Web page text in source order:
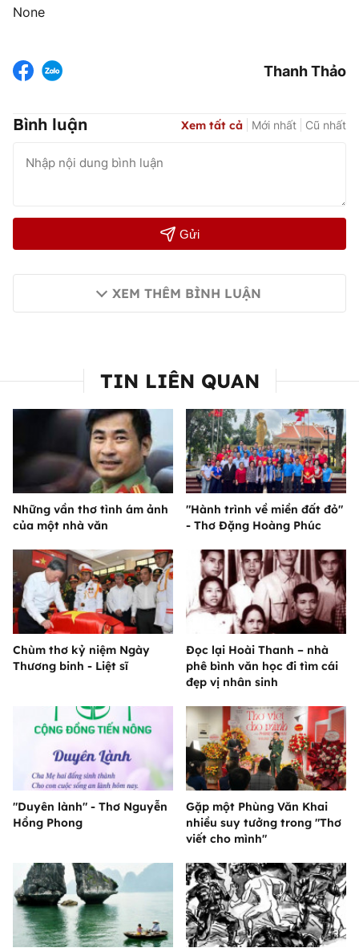
None
Thanh Thảo
Bình luận Xem tất cả Mới nhất Cũ nhất
Gửi
XEM THÊM BÌNH LUẬN
TIN LIÊN QUAN
Những vần thơ tình ám ảnh
của một nhà văn
"Hành trình về miền đất đỏ"
- Thơ Đặng Hoàng Phúc
Chùm thơ kỷ niệm Ngày
Thương binh - Liệt sĩ
Đọc lại Hoài Thanh – nhà
phê bình văn học đi tìm cái
đẹp vị nhân sinh
"Duyên lành" - Thơ Nguyễn
Hồng Phong
Gặp một Phùng Văn Khai
nhiều suy tưởng trong "Thơ
viết cho mình"